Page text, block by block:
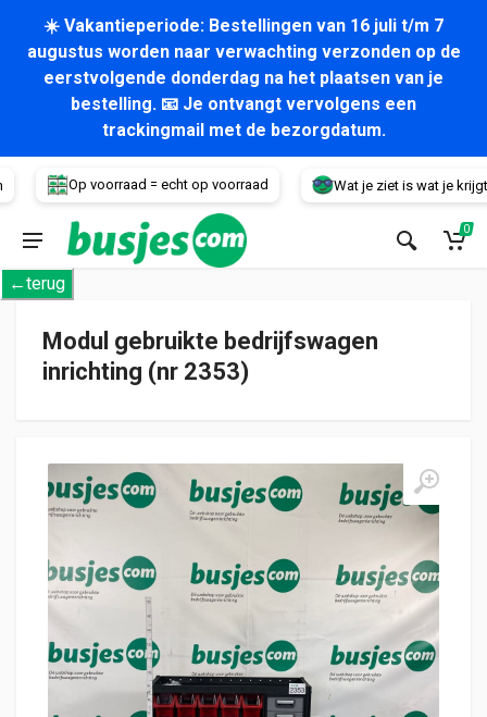
☀️ Vakantieperiode: Bestellingen van 16 juli t/m 7
augustus worden naar verwachting verzonden op de
eerstvolgende donderdag na het plaatsen van je
bestelling. 📧 Je ontvangt vervolgens een
trackingmail met de bezorgdatum.
Op voorraad = echt op voorraad Wat je ziet is wat je krijgt!
Voertuig
0
←terug
Modul gebruikte bedrijfswagen
inrichting (nr 2353)